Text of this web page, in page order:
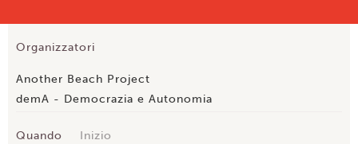
Organizzatori
Another Beach Project
demA - Democrazia e Autonomia
Quando Inizio